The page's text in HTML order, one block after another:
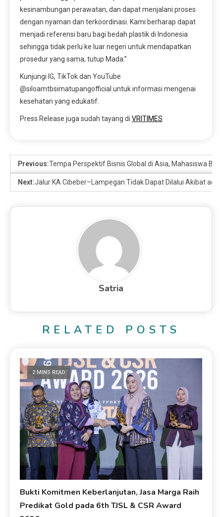
kesinambungan perawatan, dan dapat menjalani proses
dengan nyaman dan terkoordinasi. Kami berharap dapat
menjadi referensi baru bagi bedah plastik di Indonesia
sehingga tidak perlu ke luar negeri untuk mendapatkan
prosedur yang sama, tutup Mada.”
Kunjungi IG, TikTok dan YouTube
@siloamtbsimatupangofficial untuk informasi mengenai
kesehatan yang edukatif.
Press Release juga sudah tayang di VRITIMES
Previous:Tempa Perspektif Bisnis Global di Asia, Mahasiswa
Next:Jalur KA Cibeber–Lampegan Tidak Dapat Dilalui Akibat
Satria
RELATED POSTS
2 MINS READ
Bukti Komitmen Keberlanjutan, Jasa Marga Raih
Predikat Gold pada 6th TJSL & CSR Award